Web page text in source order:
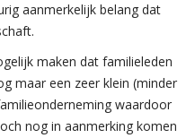
aanmerkelijk belang dat
maken dat familieleden
maar een zeer klein (minder
waardoor
nog in aanmerking komen